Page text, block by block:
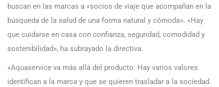
buscan en las marcas a «socios de viaje que acompañan en la
búsqueda de la salud de una forma natural y cómoda». «Hay
que cuidarse en casa con confianza, seguridad, comodidad y
sostenibilidad», ha subrayado la directiva.
«Aquaservice va más allá del producto. Hay varios valores
identifican a la marca y que se quieren trasladar a la sociedad.